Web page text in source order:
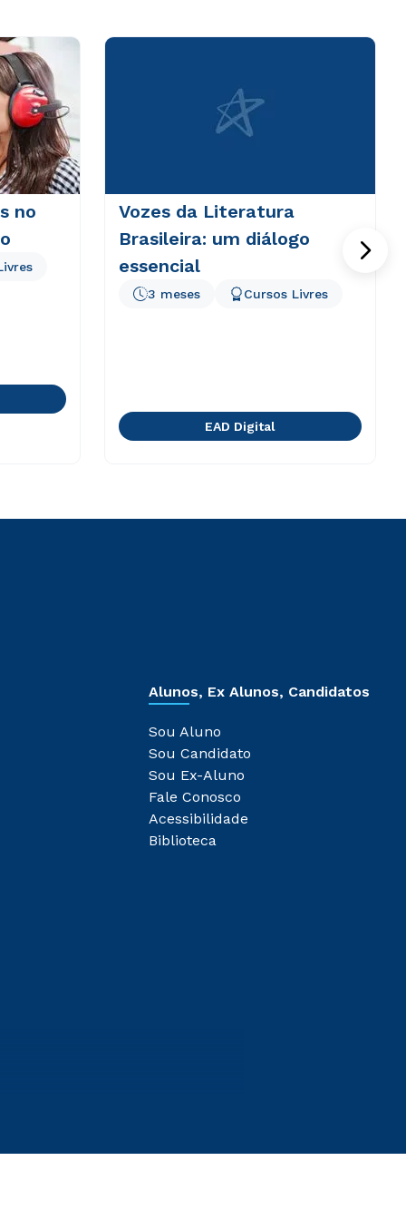
no
Vozes da Literatura
Brasileira: um diálogo
essencial
3 meses Cursos Livres
EAD Digital
Alunos, Ex Alunos, Candidatos
Sou Aluno
Sou Candidato
Sou Ex-Aluno
Fale Conosco
Acessibilidade
Biblioteca